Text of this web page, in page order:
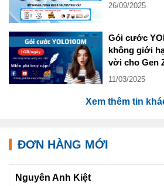
26/09/2025
Gói cước
không giới
vời cho Gen
11/03/2025
Xem thêm tin
ĐƠN HÀNG MỚI
Nguyên Anh Kiệt